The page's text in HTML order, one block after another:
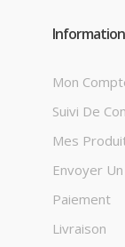
Mon
Suivi De
Mes
Envoyer
Paiement
Livraison